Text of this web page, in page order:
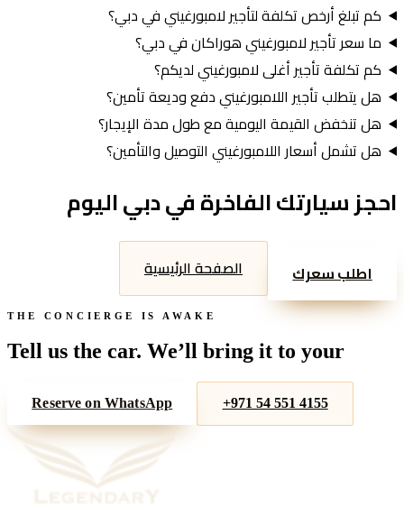
كم تبلغ أرخص تكلفة لتأجير لامبورغيني في دبي؟
ما سعر تأجير لامبورغيني هوراكان في دبي؟
كم تكلفة تأجير أغلى لامبورغيني لديكم؟
هل يتطلب تأجير اللامبورغيني دفع وديعة تأمين؟
هل تنخفض القيمة اليومية مع طول مدة الإيجار؟
هل تشمل أسعار اللامبورغيني التوصيل والتأمين؟
احجز سيارتك الفاخرة في دبي اليوم
اطلب سعرك الصفحة الرئيسية
THE CONCIERGE IS AWAKE
Tell us the car. We’ll bring it to your
Reserve on WhatsApp +971 54 551 4155